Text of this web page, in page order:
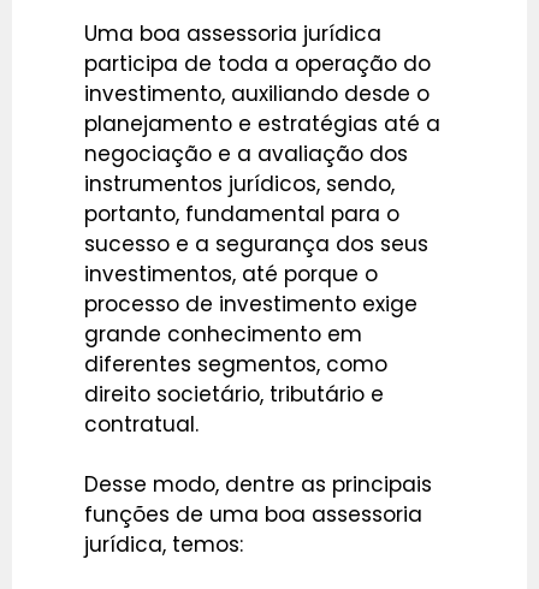
Uma boa assessoria jurídica
participa de toda a operação do
investimento, auxiliando desde o
planejamento e estratégias até a
negociação e a avaliação dos
instrumentos jurídicos, sendo,
portanto, fundamental para o
sucesso e a segurança dos seus
investimentos, até porque o
processo de investimento exige
grande conhecimento em
diferentes segmentos, como
direito societário, tributário e
contratual.
Desse modo, dentre as principais
funções de uma boa assessoria
jurídica, temos: